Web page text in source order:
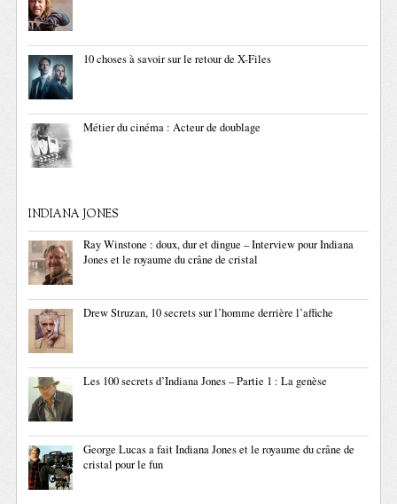
10 choses à savoir sur le retour de X-Files
Métier du cinéma : Acteur de doublage
INDIANA JONES
Ray Winstone : doux, dur et dingue – Interview pour Indiana
Jones et le royaume du crâne de cristal
Drew Struzan, 10 secrets sur l’homme derrière l’affiche
Les 100 secrets d’Indiana Jones – Partie 1 : La genèse
George Lucas a fait Indiana Jones et le royaume du crâne de
cristal pour le fun